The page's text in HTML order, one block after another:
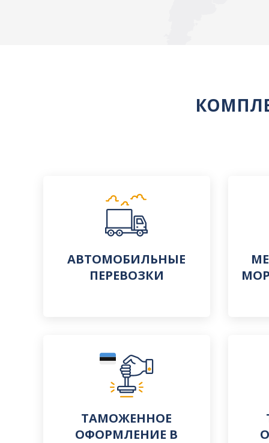
АВТОМОБИЛЬНЫЕ
ПЕРЕВОЗКИ
ТАМОЖЕННОЕ
ОФОРМЛЕНИЕ В